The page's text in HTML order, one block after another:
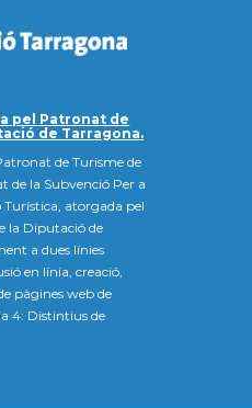
pel Patronat de
de Tarragona.
de Turisme de
de la Subvenció Per a
atorgada pel
la Diputació de
a dues línies
en línia, creació,
pàgines web de
4: Distintius de